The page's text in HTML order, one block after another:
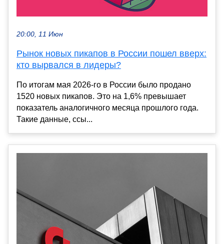
20:00, 11 Июн
Рынок новых пикапов в России пошел вверх:
кто вырвался в лидеры?
По итогам мая 2026-го в России было продано
1520 новых пикапов. Это на 1,6% превышает
показатель аналогичного месяца прошлого года.
Такие данные, ссы...